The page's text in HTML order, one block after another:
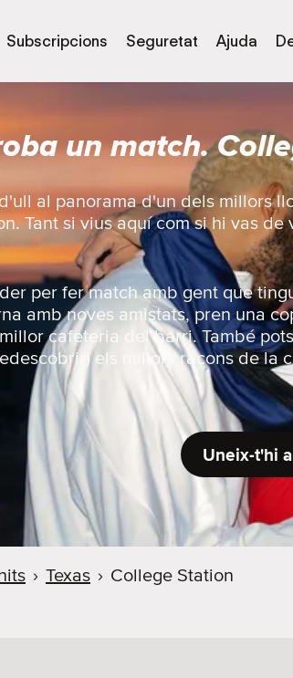
Subscripcions Seguretat Ajuda
un match.
al panorama d'un dels millors
Tant si vius aquí com si hi vas
per fer match amb gent que
amb noves amistats, pren una
cafeteria del barri. També
els millors racons de la
Uneix-t'hi
› Texas › College Station